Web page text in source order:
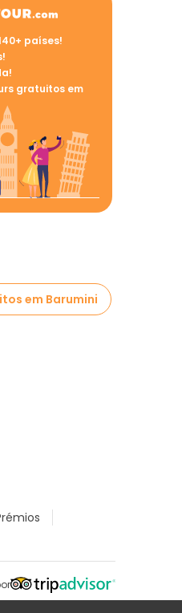
países!
gratuitos em
em Barumini